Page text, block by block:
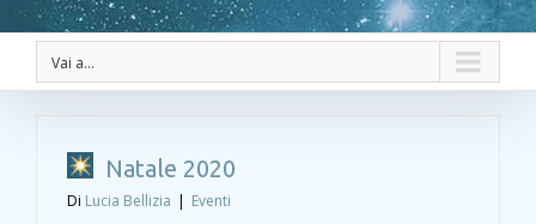
Vai a...
Natale 2020
Di Lucia Bellizia | Eventi